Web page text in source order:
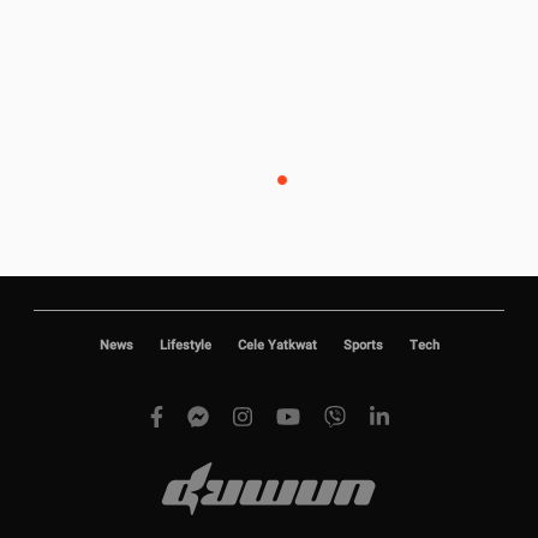
News Lifestyle Cele Yatkwat Sports Tech